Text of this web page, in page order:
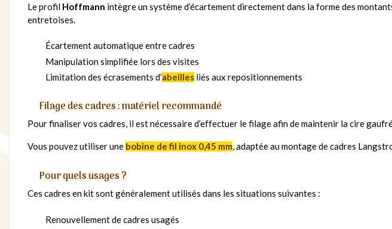
Le profil Hoffmann intègre un système d’écartement directement dans la forme des
entretoises.
Écartement automatique entre cadres
Manipulation simplifiée lors des visites
Limitation des écrasements d’abeilles liés aux repositionnements
Filage des cadres : matériel recommandé
Pour finaliser vos cadres, il est nécessaire d’effectuer le filage afin de maintenir la cire
Vous pouvez utiliser une bobine de fil inox 0,45 mm, adaptée au montage de cadres
Pour quels usages ?
Ces cadres en kit sont généralement utilisés dans les situations suivantes :
Renouvellement de cadres usagés